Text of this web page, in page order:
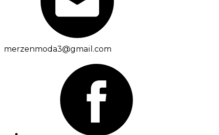
merzenmoda3@gmail.com